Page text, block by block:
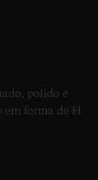
polido e
em forma de H